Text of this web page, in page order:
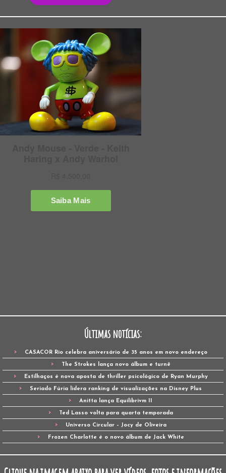
Últimas notícias:
CASACOR Rio celebra aniversário de 35 anos em novo endereço
The Strokes lança novo álbum e turnê
Estilhaços é nova aposta de thriller psicológico de Ryan Murphy
Seriado Fúria lidera ranking de visualizações na Disney Plus
Anitta lança Equilibrivm II
Ted Lasso volta para quarta temporada
Universo Circular – Jocy de Oliveira
Frozen Charlotte é o novo álbum de Jack White